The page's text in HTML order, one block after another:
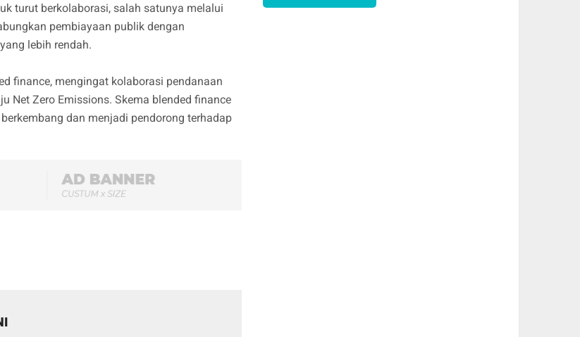
turut berkolaborasi, salah satunya melalui
pembiayaan publik dengan
lebih rendah.
finance, mengingat kolaborasi pendanaan
Net Zero Emissions. Skema blended finance
dan menjadi pendorong terhadap